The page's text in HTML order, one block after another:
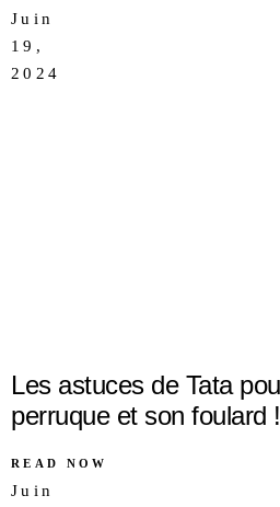
Juin
19,
2024
Les astuces de Tata
perruque et son foulard !
READ NOW
Juin